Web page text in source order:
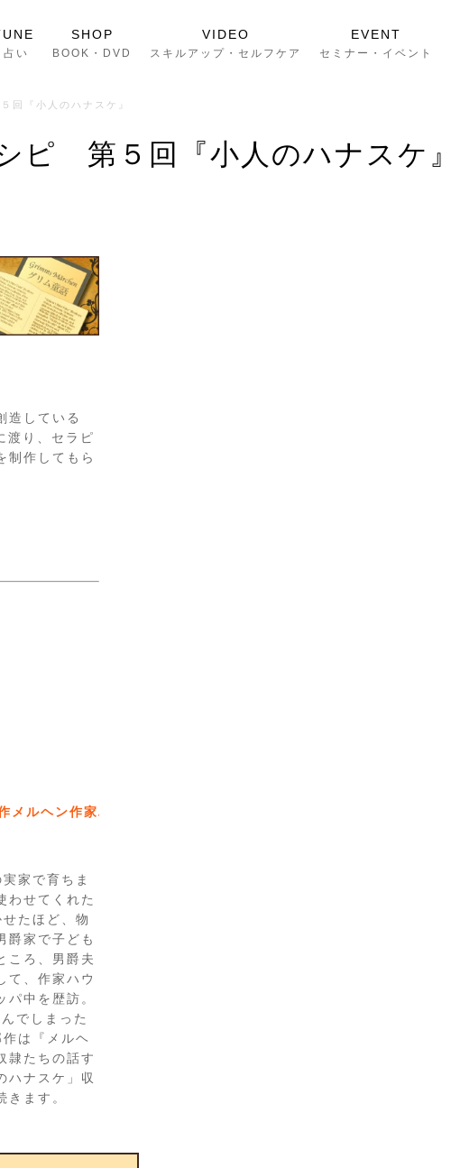
占い
SHOP
BOOK・DVD
VIDEO
スキルアップ・セルフケア
EVENT
セミナー・イベント
回『小人のハナスケ』
ピ 第５回『小人のハナスケ』
造している
渡り、セラピ
制作してもら
メルヘン作家ハウフの『小人のハ
家で育ちま
わせてくれた
たほど、物
爵家で子ども
ころ、男爵夫
て、作家ハウ
中を歴訪。
でしまった
は『メルヘ
隷たちの話す
ハナスケ」収
ます。